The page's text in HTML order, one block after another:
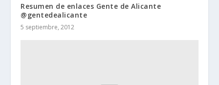
Resumen de enlaces Gente de Alicante
@gentedealicante
5 septiembre, 2012